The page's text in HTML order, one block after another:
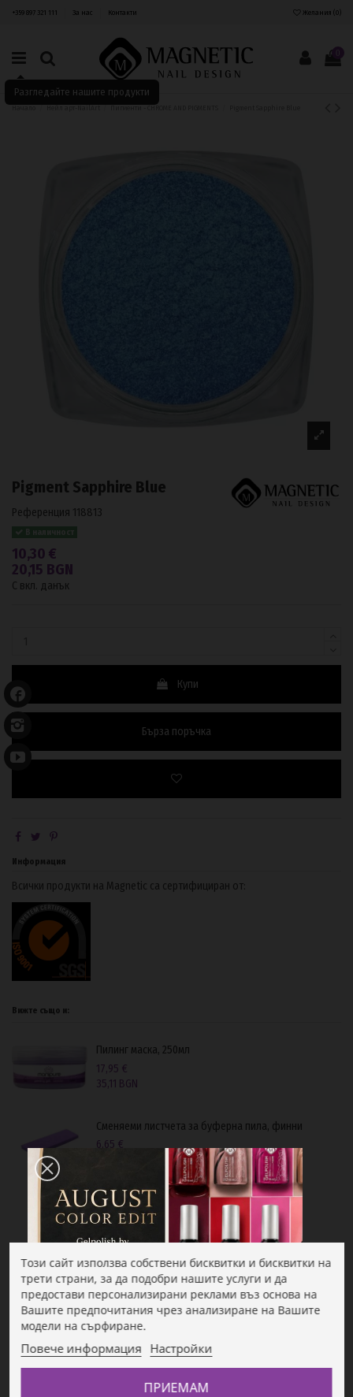
+359 897 321 111 За нас Контакти Желания (0)
Разгледайте нашите продукти
0
Начало Нейл арт-NailArt Пигменти - CHROME AND PIGMENTS
Pigment Sapphire Blue
Референция 118813
10,30 €
20,15 BGN
С вкл. данък
Купи
Бърза поръчка
Информация
Всички продукти на Magnetic са сертифициран от:
Вижте също и:
Пилинг маска, 250мл
17,95 €
35,11 BGN
Сменяеми листчета за буферна пила, финни
6,65 €
Геллак Pale Petrol TPO-FREE
25,26 €
49,40 BGN
Този сайт използва собствени бисквитки и бисквитки на
трети страни, за да подобри нашите услуги и да
предостави персонализирани реклами въз основа на
Вашите предпочитания чрез анализиране на Вашите
модели на сърфиране.
Повече информация Настройки
ПРИЕМАМ